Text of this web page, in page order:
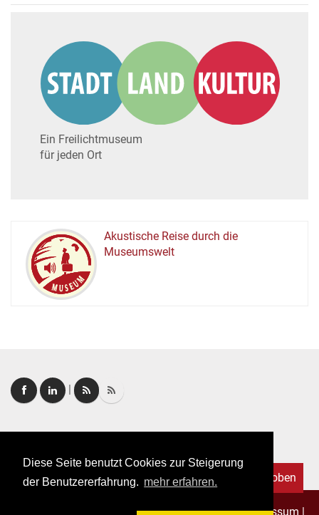
Diese Seite benutzt Cookies zur Steigerung
der Benutzererfahrung. mehr erfahren.
Ein Freilichtmuseum
für jeden Ort
MUSEUM
Akustische Reise durch die
Museumswelt
Copyright © 2026. Alle Rechte vorbehalten.–Impressum |
Nach oben